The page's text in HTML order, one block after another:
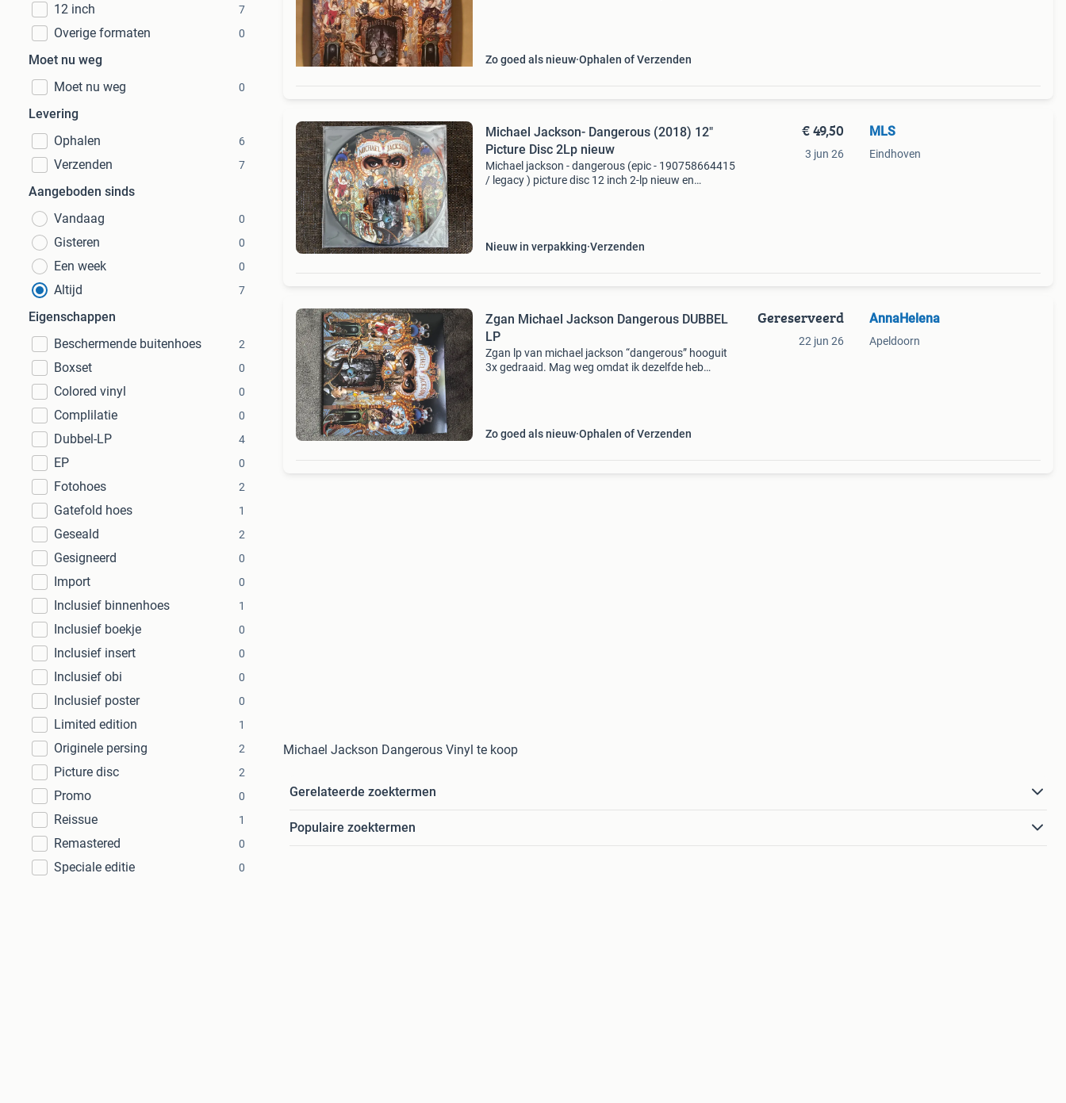
12 inch 7
Overige formaten 0
Moet nu weg
Moet nu weg
0
Levering
Ophalen
6
Verzenden 7
Aangeboden sinds
Vandaag
0
Gisteren 0
Een week 0
Altijd 7
Eigenschappen
Beschermende buitenhoes
2
Boxset 0
Colored vinyl 0
Complilatie 0
Dubbel-LP 4
EP 0
Fotohoes 2
Gatefold hoes 1
Geseald 2
Gesigneerd 0
Import 0
Inclusief binnenhoes 1
Inclusief boekje 0
Inclusief insert 0
Inclusief obi 0
Inclusief poster 0
Limited edition 1
Originele persing 2
Picture disc 2
Promo 0
Reissue 1
Remastered 0
Speciale editie 0
Zo goed als nieuw Ophalen of Verzenden
Michael Jackson- Dangerous (2018) 12"
Picture Disc 2Lp nieuw
Michael jackson - dangerous (epic - 190758664415
/ legacy ) picture disc 12 inch 2-lp nieuw en
Nieuw in verpakking Verzenden
€ 49,50
3 jun 26
MLS
Eindhoven
Zgan Michael Jackson Dangerous DUBBEL
LP
Zgan lp van michael jackson “dangerous” hooguit
3x gedraaid. Mag weg omdat ik dezelfde heb
Zo goed als nieuw Ophalen of Verzenden
Gereserveerd
22 jun 26
AnnaHelena
Apeldoorn
Michael Jackson Dangerous Vinyl te koop
Gerelateerde zoektermen
Populaire zoektermen